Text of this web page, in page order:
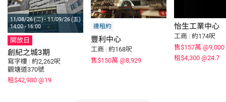
11/08/26 (二) - 11/09/26 (五)
14:00 - 16:00
開放日
創紀之城3期
寫字樓 | 約2,262呎
觀塘道370號
租$42,980 @19
連租約
豐利中心
工商 | 約168呎
售$150萬 @8,929
怡生工業中心
工商 | 約174呎
售$157萬 @9,000
租$4,300 @24.7